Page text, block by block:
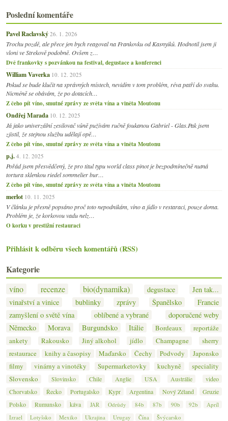
Poslední komentáře
Pavel Raclavský 26. 1. 2026
Trochu pozdě, ale přece jen bych reagoval na Frankovku od Kasnyiků. Hodnotil jsem ji
vloni ve Strekově podobně. Ovšem z…
Dvě frankovky s pozvánkou na festival, degustace a konferenci
William Vaverka 10. 12. 2025
Pokud se bude klučit na správných místech, nevidím v tom problém, réva patří do svahu.
Nicméně se obávám, že po dotacích…
Z čeho pít víno, smutné zprávy ze světa vína a viněta Moutonu
Ondřej Marada 10. 12. 2025
Já jako univerzální zesilovač vůně pužívám ručně foukanou Gabriel - Glas.Pak jsem
zjistil, že stejnou službu udělají opě…
Z čeho pít víno, smutné zprávy ze světa vína a viněta Moutonu
p.j. 4. 12. 2025
Pořád jsem přesvědčený, že pro titul typu world class pinot je bezpodmínečně nutná
tortura sklenkou riedel sommelier bur…
Z čeho pít víno, smutné zprávy ze světa vína a viněta Moutonu
merlot 10. 11. 2025
V článku je přesně popsáno proč toto nepodnikám, víno a jídlo v restaraci, pouze doma.
Problém je, že korkovou vadu nelz…
O korku v prestižní restauraci
Přihlásit k odběru všech komentářů (RSS)
Kategorie
víno recenze bio(dynamika) degustace
Jen tak...
vinařství a vinice
bublinky zprávy Španělsko
Francie
zamyšlení o světě vína
oblíbené a vybrané
doporučené weby
Německo
Morava Burgundsko Itálie Bordeaux
reportáže
ankety
Rakousko Jiný alkohol jídlo Champagne
sherry
restaurace
knihy a časopisy Maďarsko Čechy Podvody
Japonsko
filmy
vinárny a vinotéky Supermarketovky kuchyně
speciality
Slovensko
Slovinsko Chile Anglie USA Austrálie
video
Chorvatsko
Řecko Portugalsko Kypr Argentina Nový Zéland
Gruzie
Polsko
Rumunsko káva JAR Odrůdy 84b 87b 90b 92b
Apríl
Izrael
Lotyšsko Mexiko Ukrajina Urugay Čína Švýcarsko